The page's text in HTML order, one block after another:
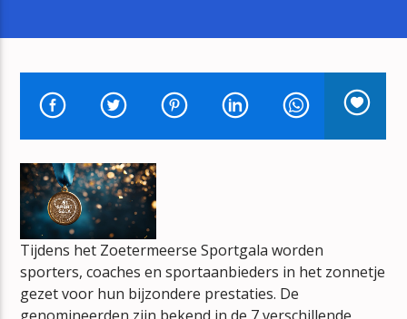
HUIDIG NUMMER
HURRICANE
OFENBACH & ELLA HENDERSON
mz-radio
Tijdens het Zoetermeerse Sportgala worden
sporters, coaches en sportaanbieders in het zonnetje
gezet voor hun bijzondere prestaties. De